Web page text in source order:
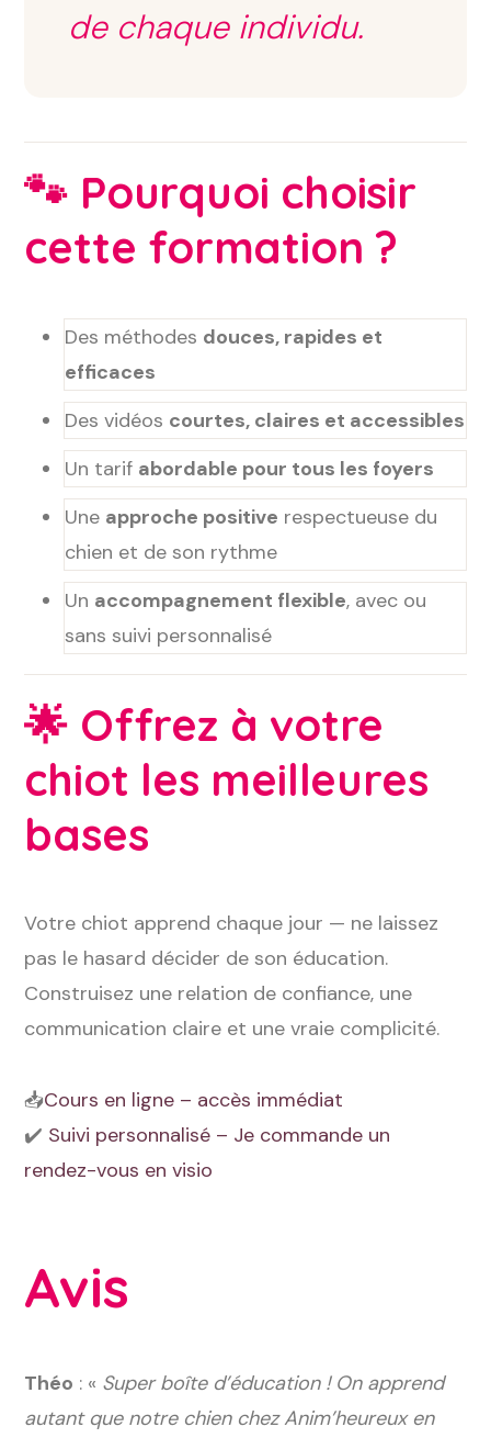
de chaque individu.
🐾 Pourquoi choisir
cette formation ?
Des méthodes douces, rapides et
efficaces
Des vidéos courtes, claires et accessibles
Un tarif abordable pour tous les foyers
Une approche positive respectueuse du
chien et de son rythme
Un accompagnement flexible, avec ou
sans suivi personnalisé
🌟 Offrez à votre
chiot les meilleures
bases
Votre chiot apprend chaque jour — ne laissez
pas le hasard décider de son éducation.
Construisez une relation de confiance, une
communication claire et une vraie complicité.
📥Cours en ligne – accès immédiat
✔️ Suivi personnalisé – Je commande un
rendez-vous en visio
Avis
Théo : « Super boîte d’éducation ! On apprend
autant que notre chien chez Anim’heureux en